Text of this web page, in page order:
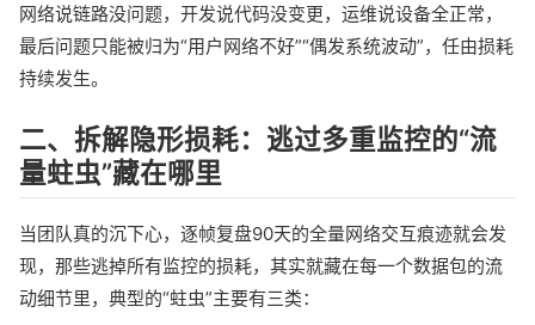
网络说链路没问题，开发说代码没变更，运维说设备全正常，
最后问题只能被归为“用户网络不好”“偶发系统波动”，任由损耗
持续发生。
二、拆解隐形损耗：逃过多重监控的“流
量蛀虫”藏在哪里
当团队真的沉下心，逐帧复盘90天的全量网络交互痕迹就会发
现，那些逃掉所有监控的损耗，其实就藏在每一个数据包的流
动细节里，典型的“蛀虫”主要有三类：